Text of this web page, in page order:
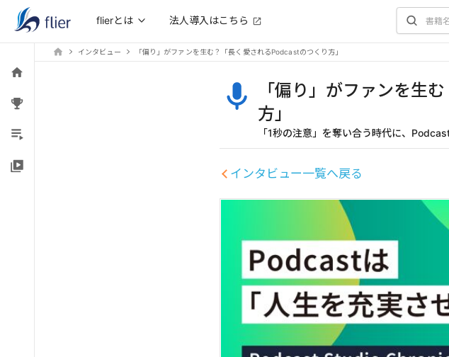
flierとは 法人導入はこちら
インタビュー 「偏り」がファンを生む？「長く愛されるPodcastのつくり方」
「偏り」がファンを生
方」
「1秒の注意」を奪い合う時代に、
インタビュー一覧へ戻る